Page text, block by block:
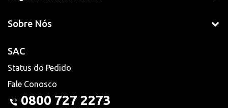
Sobre Nós
SAC
Status do Pedido
Fale Conosco
0800 727 2273